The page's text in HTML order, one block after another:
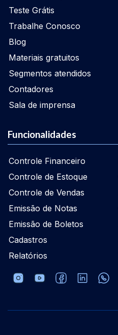
Teste Grátis
Trabalhe Conosco
Blog
Materiais gratuitos
Segmentos atendidos
Contadores
Sala de imprensa
Funcionalidades
Controle Financeiro
Controle de Estoque
Controle de Vendas
Emissão de Notas
Emissão de Boletos
Cadastros
Relatórios